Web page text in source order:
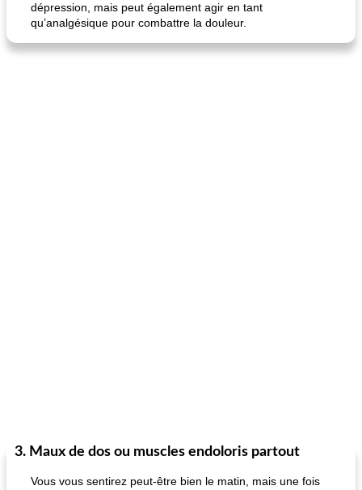
dépression, mais peut également agir en tant
qu’analgésique pour combattre la douleur.
3. Maux de dos ou muscles endoloris partout
Vous vous sentirez peut-être bien le matin, mais une fois